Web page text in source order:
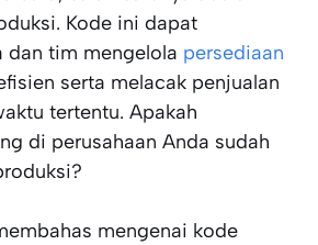
Kode ini dapat
dan tim mengelola persediaan
serta melacak penjualan
tertentu. Apakah
di perusahaan Anda sudah
mengenai kode